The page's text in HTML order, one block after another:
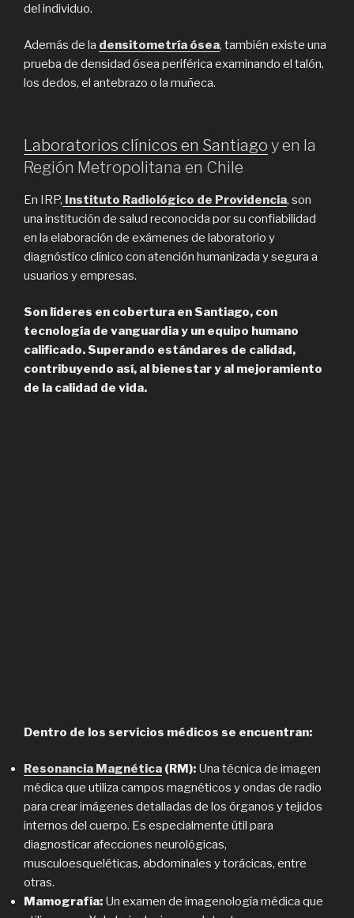
del individuo.
Además de la densitometría ósea, también existe una
prueba de densidad ósea periférica examinando el talón,
los dedos, el antebrazo o la muñeca.
Laboratorios clínicos en Santiago y en la
Región Metropolitana en Chile
En IRP, Instituto Radiológico de Providencia, son
una institución de salud reconocida por su confiabilidad
en la elaboración de exámenes de laboratorio y
diagnóstico clínico con atención humanizada y segura a
usuarios y empresas.
Son líderes en cobertura en Santiago, con
tecnología de vanguardia y un equipo humano
calificado. Superando estándares de calidad,
contribuyendo así, al bienestar y al mejoramiento
de la calidad de vida.
Dentro de los servicios médicos se encuentran:
Resonancia Magnética (RM): Una técnica de imagen
médica que utiliza campos magnéticos y ondas de radio
para crear imágenes detalladas de los órganos y tejidos
internos del cuerpo. Es especialmente útil para
diagnosticar afecciones neurológicas,
musculoesqueléticas, abdominales y torácicas, entre
otras.
Mamografía: Un examen de imagenología médica que